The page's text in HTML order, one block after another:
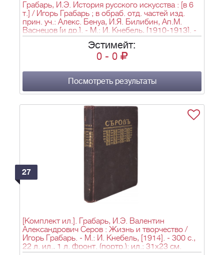
Грабарь, И.Э. История русского искусства : [в 6
т.] / Игорь Грабарь ; в обраб. отд. частей изд.
прин. уч.: Алекс. Бенуа, И.Я. Билибин, Ап.М.
Васнецов [и др.]. - М.: И. Кнебель, [1910-1913]. -
Т.1-3, 6; 30,5х22,8 см.
Эстимейт:
0 - 0
Посмотреть результаты
27
[Комплект ил.]. Грабарь, И.Э. Валентин
Александрович Серов : Жизнь и творчество /
Игорь Грабарь. - М.: И. Кнебель, [1914]. - 300 с.,
22 л. ил., 1 л. фронт. (портр.): ил.; 31х23 см.